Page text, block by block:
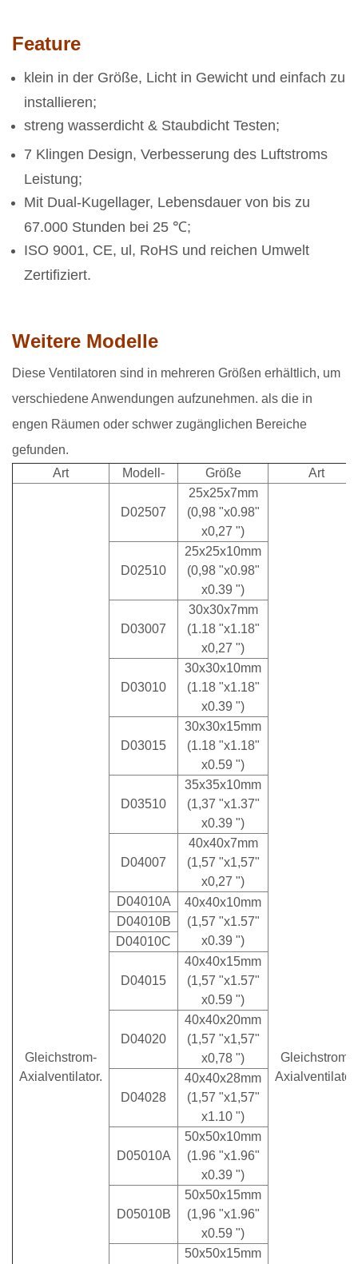
Feature
klein in der Größe, Licht in Gewicht und einfach zu
installieren;
streng wasserdicht & Staubdicht Testen;
7 Klingen Design, Verbesserung des Luftstroms
Leistung;
Mit Dual-Kugellager, Lebensdauer von bis zu
67.000 Stunden bei 25 ℃;
ISO 9001, CE, ul, RoHS und reichen Umwelt
Zertifiziert.
Weitere Modelle
Diese Ventilatoren sind in mehreren Größen erhältlich, um
verschiedene Anwendungen aufzunehmen. als die in
engen Räumen oder schwer zugänglichen Bereiche
gefunden.
Art
Modell- Größe Art
Gleichstrom-
Axialventilator.
D02507
25x25x7mm
(0,98 "x0.98"
x0,27 ")
Gleichstrom-
Axialventilator.
D02510
25x25x10mm
(0,98 "x0.98"
x0.39 ")
D03007
30x30x7mm
(1.18 "x1.18"
x0,27 ")
D03010
30x30x10mm
(1.18 "x1.18"
x0.39 ")
D03015
30x30x15mm
(1.18 "x1.18"
x0.59 ")
D03510
35x35x10mm
(1,37 "x1.37"
x0.39 ")
D04007
40x40x7mm
(1,57 "x1,57"
x0,27 ")
D04010A
40x40x10mm
(1,57 "x1.57"
x0.39 ")
D04010B
D04010C
D04015
40x40x15mm
(1,57 "x1.57"
x0.59 ")
D04020
40x40x20mm
(1,57 "x1,57"
x0,78 ")
D04028
40x40x28mm
(1,57 "x1,57"
x1.10 ")
D05010A
50x50x10mm
(1.96 "x1.96"
x0.39 ")
D05010B
50x50x15mm
(1,96 "x1.96"
x0.59 ")
50x50x15mm